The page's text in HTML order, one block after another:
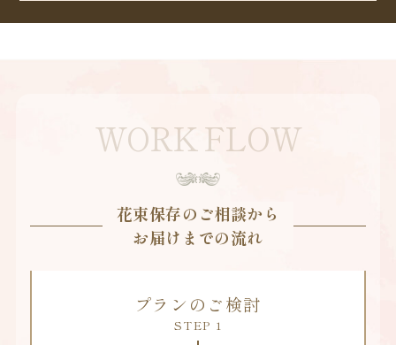
WORK FLOW
花束保存のご相談から
お届けまでの流れ
プランのご検討
STEP 1